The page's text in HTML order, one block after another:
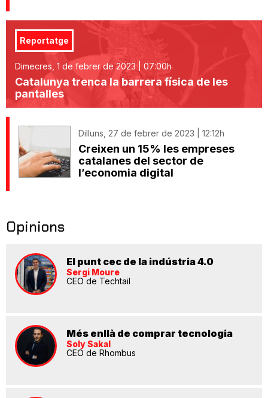
Reportatge
Dimecres, 1 de febrer de 2023 | 07:00h
Catalunya trenca la barrera física de les
pantalles
Dilluns, 27 de febrer de 2023 | 12:12h
Creixen un 15% les empreses
catalanes del sector de
l’economia digital
Opinions
El punt cec de la indústria 4.0
Sergi Moure
CEO de Techtail
Més enllà de comprar tecnologia
Soly Sakal
CEO de Rhombus